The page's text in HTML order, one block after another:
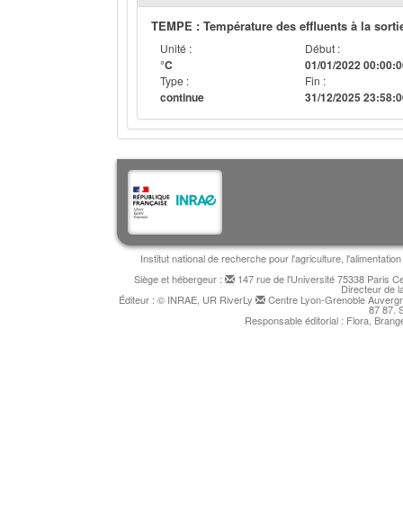
TEMPE : Température des effluents à la
Unité :
°C
Type :
continue
Début :
01/01/2022
Fin :
31/12/2025
Institut national de recherche pour l'agriculture,
Siège et hébergeur :
147 rue de l'Université 75338 Paris
Directeur de
Éditeur : © INRAE, UR RiverLy Centre Lyon-Grenoble
87 87.
Responsable éditorial : Flora,